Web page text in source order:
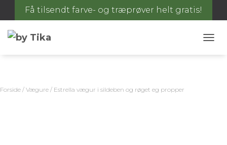
Få tilsendt farve- og træprøver helt gratis!
Forside / Vægure / Estrella vægur i sildeben og røget eg propper